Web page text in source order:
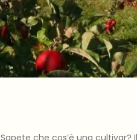
Sapete che cos’è una